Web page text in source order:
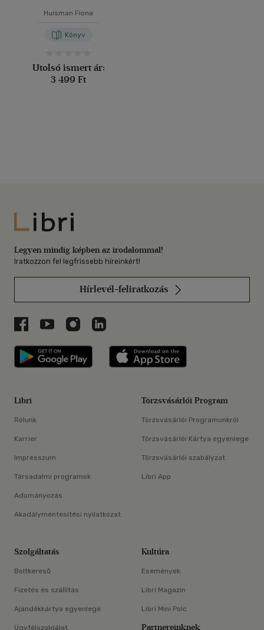
Huisman Fiona
Könyv
Utolsó ismert ár:
3 499 Ft
Libri
Legyen mindig képben az irodalommal!
Iratkozzon fel legfrissebb híreinkért!
Hírlevél-feliratkozás
Libri a Facebookon
Libri a Youtube-on
Libri az Instagramon
Libri a LinkedInen
Libri applikáció Szerezd meg: Google
Libri
Rólunk
Karrier
Impresszum
Társadalmi programok
Adományozás
Akadálymentesítési nyilatkozat
Törzsvásárlói Program
Törzsvásárlói Programunkról
Törzsvásárlói Kártya egyenlege
Törzsvásárlói szabályzat
Libri App
Szolgáltatás
Boltkereső
Fizetés és szállítás
Ajándékkártya egyenlege
Ügyfélszolgálat
Kultúra
Események
Libri Magazin
Libri Mini Polc
Partnereinknek